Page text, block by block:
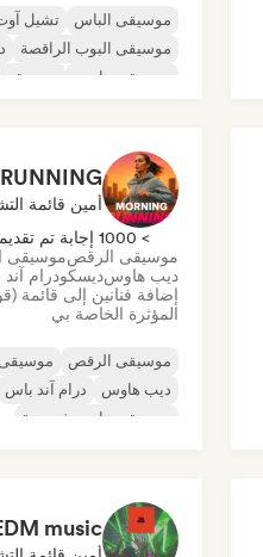
موسيقى الباس تشيل
موسيقى البوب الراقصة
موسيقى هاوس
موسيقى
👟
أمين قائمة
> 1000 إجابة تم تقديمها
موسيقى الرقصموسيقى
ديب هاوسديسكودرام
إضافة فنانين إلى قائمة
المؤثرة الخاصة بي
موسيقى الرقص
موسيقى
ديب هاوس
درام آند باس
موسيقى هاوس فرنسية
music